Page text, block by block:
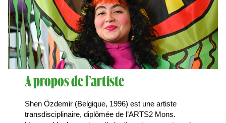
A propos de l’artiste
Shen Özdemir (Belgique, 1996) est une artiste
transdisciplinaire, diplômée de l’ARTS2 Mons.